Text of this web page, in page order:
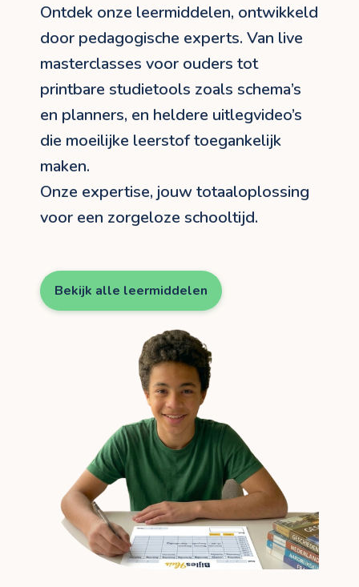
Ontdek onze leermiddelen, ontwikkeld
door pedagogische experts. Van live
masterclasses voor ouders tot
printbare studietools zoals schema’s
en planners, en heldere uitlegvideo’s
die moeilijke leerstof toegankelijk
maken.
Onze expertise, jouw totaaloplossing
voor een zorgeloze schooltijd.
Bekijk alle leermiddelen